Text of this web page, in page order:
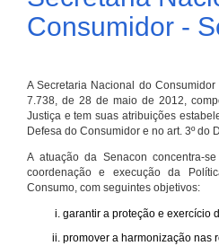
Consumidor -
A Secretaria Nacional do
7.738, de 28 de maio de 2012,
Justiça e tem suas atribuições
Defesa do Consumidor e no art. 3º do
A atuação da Senacon concentra-
coordenação e execução da
Consumo, com seguintes objetivos:
garantir a proteção e exercício
promover a harmonização nas